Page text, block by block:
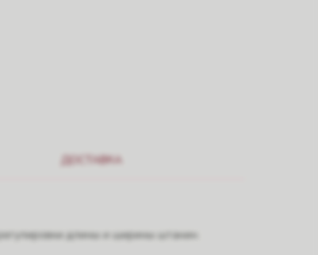
ДОСТАВКА
длины и ширины штанин.